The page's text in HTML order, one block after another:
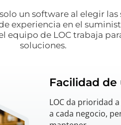
un software al elegir
experiencia en el
equipo de LOC trabaja
soluciones.
Facilidad de
LOC da prioridad
a cada negocio,